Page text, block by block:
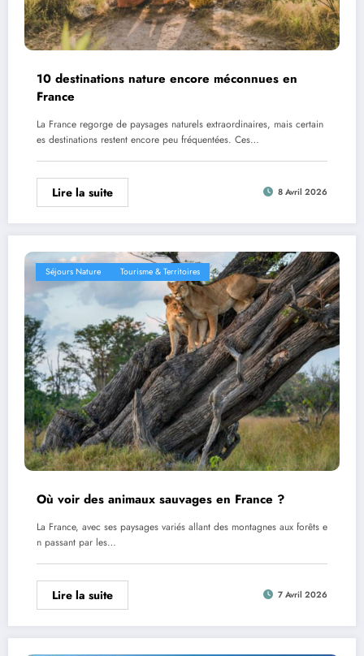
10 destinations nature encore méconnues en
France
La France regorge de paysages naturels extraordinaires, mais certain
es destinations restent encore peu fréquentées. Ces…
Lire la suite 8 Avril 2026
Séjours Nature Tourisme & Territoires
Où voir des animaux sauvages en France ?
La France, avec ses paysages variés allant des montagnes aux forêts e
n passant par les…
Lire la suite 7 Avril 2026